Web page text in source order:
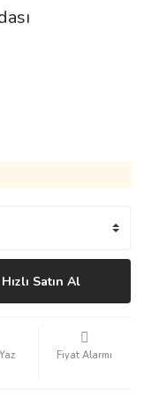
Hızlı Satın Al
Fiyat Alarmı